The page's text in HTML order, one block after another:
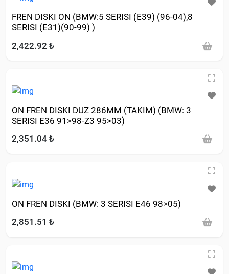
FREN DISKI ON (BMW:5 SERISI (E39) (96-04),8
SERISI (E31)(90-99) )
2,422.92 ₺
ON FREN DISKI DUZ 286MM (TAKIM) (BMW: 3
SERISI E36 91>98-Z3 95>03)
2,351.04 ₺
ON FREN DISKI (BMW: 3 SERISI E46 98>05)
2,851.51 ₺